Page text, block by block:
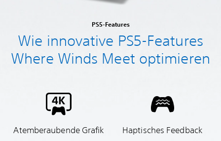
PS5-Features
Wie innovative PS5-Features
Where Winds Meet optimieren
Atemberaubende Grafik Haptisches Feedback